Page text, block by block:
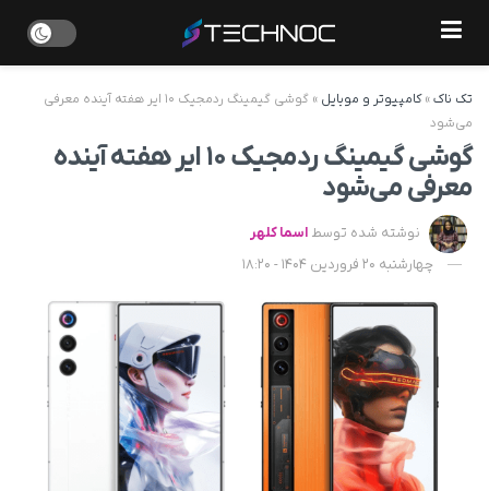
تک ناک»کامپیوتر و موبایل »
گوشی گیمینگ ردمجیک ۱۰ ایر هفته آینده معرفی
می‌شود
گوشی گیمینگ ردمجیک ۱۰ ایر هفته آینده
معرفی می‌شود
نوشته شده توسط اسما کلهر
چهارشنبه 20 فروردین 1404 - 18:20